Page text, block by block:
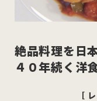
パスタ
スイーツ
絶品料理を日
４０年続く洋
［